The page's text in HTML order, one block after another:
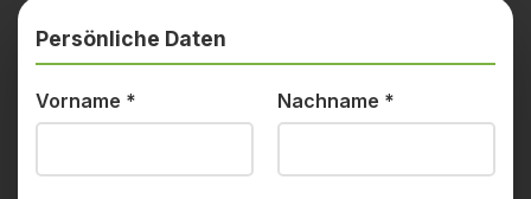
Persönliche Daten
Vorname * Nachname *